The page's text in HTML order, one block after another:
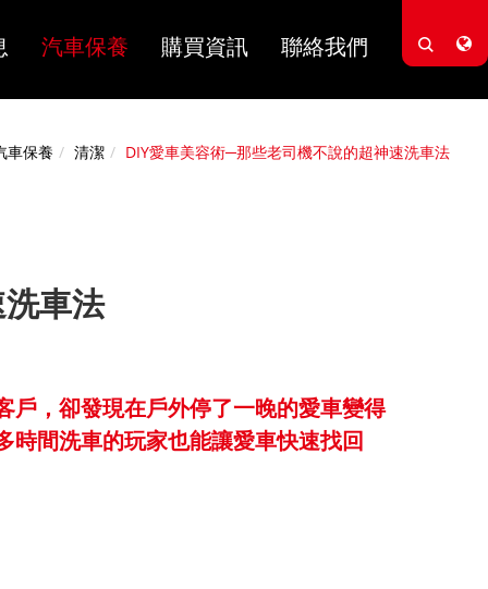
汽車保養 購買資訊 聯絡我們
車保養 清潔 DIY愛車美容術─那些老司機不說的超神速洗車法
車法
戶，卻發現在戶外停了一晚的愛車變得
時間洗車的玩家也能讓愛車快速找回